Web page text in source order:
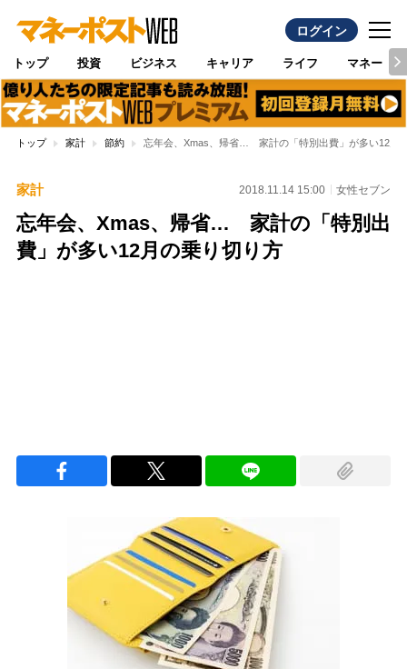
ログイン
トップ 投資 ビジネス キャリア ライフ マネー
トップ 家計 節約 忘年会、Xmas、帰省… 家計の「特別出費」が多い12月
家計 2018.11.14 15:00 女性セブン
忘年会、Xmas、帰省… 家計の「特別出
費」が多い12月の乗り切り方